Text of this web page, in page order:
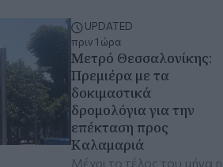
UPDATED
πριν 1 ώρα
Μετρό Θεσσαλονίκης:
Πρεμιέρα με τα
δοκιμαστικά
δρομολόγια για την
επέκταση προς
Καλαμαριά
Μέχρι το τέλος του μήνα η